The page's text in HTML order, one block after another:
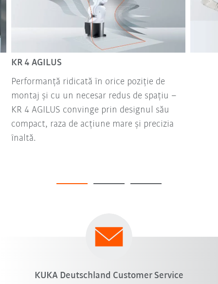
KR 4 AGILUS
Performanță ridicată în orice poziție de
montaj și cu un necesar redus de spațiu –
KR 4 AGILUS convinge prin designul său
compact, raza de acțiune mare și precizia
înaltă.
KUKA Deutschland Customer Service